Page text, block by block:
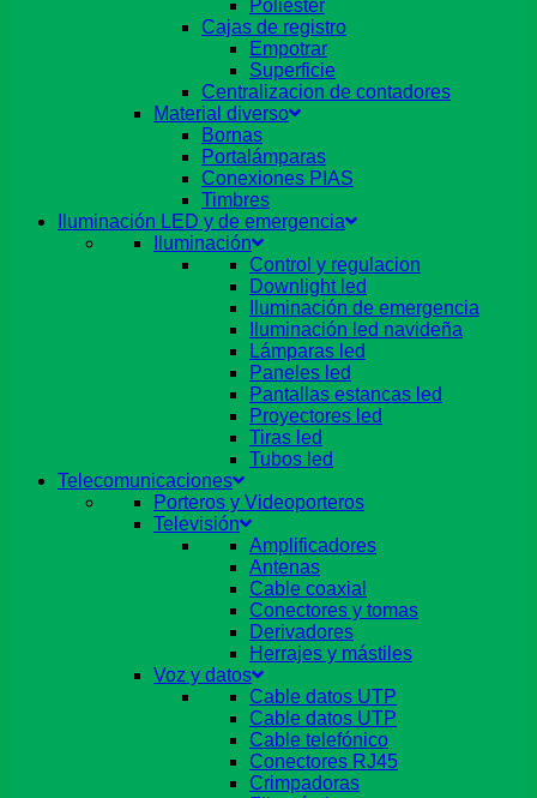
Poliester
Cajas de registro
Empotrar
Superficie
Centralizacion de contadores
Material diverso
Bornas
Portalámparas
Conexiones PIAS
Timbres
Iluminación LED y de emergencia
Iluminación
Control y regulacion
Downlight led
Iluminación de emergencia
Iluminación led navideña
Lámparas led
Paneles led
Pantallas estancas led
Proyectores led
Tiras led
Tubos led
Telecomunicaciones
Porteros y Videoporteros
Televisión
Amplificadores
Antenas
Cable coaxial
Conectores y tomas
Derivadores
Herrajes y mástiles
Voz y datos
Cable datos UTP
Cable datos UTP
Cable telefónico
Conectores RJ45
Crimpadoras